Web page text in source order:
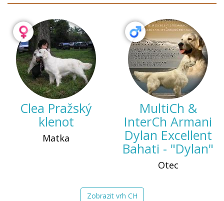
Clea Pražský
klenot
Matka
MultiCh &
InterCh Armani
Dylan Excellent
Bahati - "Dylan"
Otec
Zobrazit vrh CH